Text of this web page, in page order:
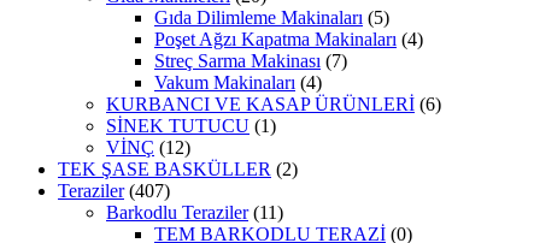
Gıda Dilimleme Makinaları (5)
Poşet Ağzı Kapatma Makinaları (4)
Streç Sarma Makinası (7)
Vakum Makinaları (4)
KURBANCI VE KASAP ÜRÜNLERİ (6)
SİNEK TUTUCU (1)
VİNÇ (12)
TEK ŞASE BASKÜLLER (2)
Teraziler (407)
Barkodlu Teraziler (11)
TEM BARKODLU TERAZİ (0)